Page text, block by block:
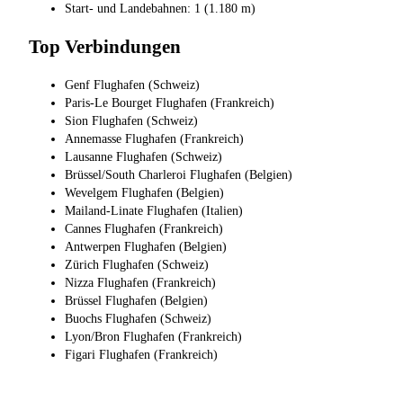
Start- und Landebahnen: 1 (1.180 m)
Top Verbindungen
Genf Flughafen (Schweiz)
Paris-Le Bourget Flughafen (Frankreich)
Sion Flughafen (Schweiz)
Annemasse Flughafen (Frankreich)
Lausanne Flughafen (Schweiz)
Brüssel/South Charleroi Flughafen (Belgien)
Wevelgem Flughafen (Belgien)
Mailand-Linate Flughafen (Italien)
Cannes Flughafen (Frankreich)
Antwerpen Flughafen (Belgien)
Zürich Flughafen (Schweiz)
Nizza Flughafen (Frankreich)
Brüssel Flughafen (Belgien)
Buochs Flughafen (Schweiz)
Lyon/Bron Flughafen (Frankreich)
Figari Flughafen (Frankreich)